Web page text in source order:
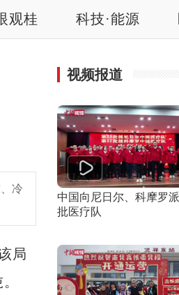
观桂 科技·能源
冷
局
视频报道
中国向尼日尔、科摩罗
批医疗队